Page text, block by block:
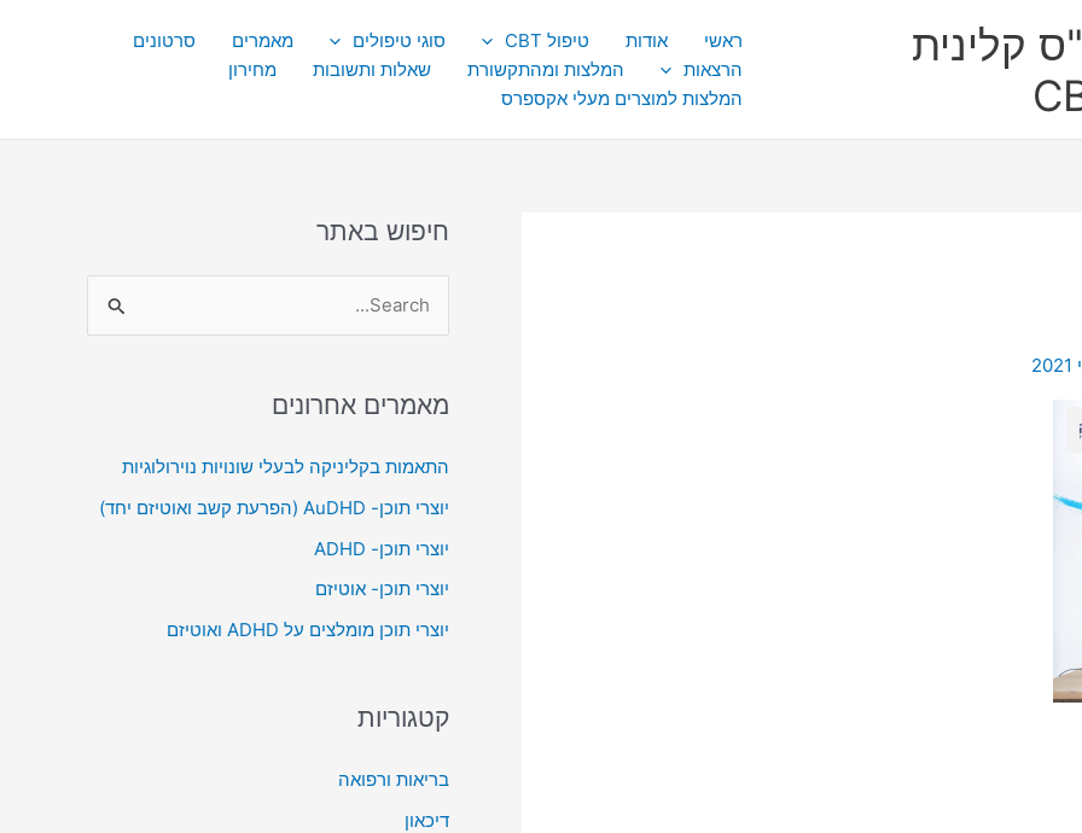
קלינית
ראשי אודות טיפול CBT סוגי טיפולים מאמרים
סרטונים
הרצאות
המלצות ומהתקשורת שאלות ותשובות
מחירון
המלצות למוצרים מעלי אקספרס
חיפוש באתר
r
o
:
מאמרים אחרונים
התאמות בקליניקה לבעלי שונויות נוירולוגיות
יוצרי תוכן- AuDHD (הפרעת קשב ואוטיזם יחד)
יוצרי תוכן- ADHD
יוצרי תוכן- אוטיזם
יוצרי תוכן מומלצים על ADHD ואוטיזם
קטגוריות
בריאות ורפואה
דיכאון